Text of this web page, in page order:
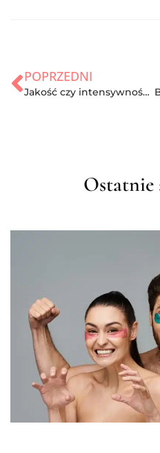
POPRZEDNI
Jakość czy intensywność – co jest ważniejsze podczas Twojego treningu?
Ostatnie